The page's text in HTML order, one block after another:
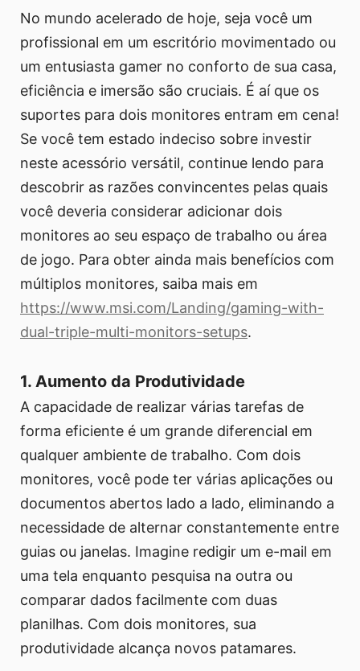
No mundo acelerado de hoje, seja você um
profissional em um escritório movimentado ou
um entusiasta gamer no conforto de sua casa,
eficiência e imersão são cruciais. É aí que os
suportes para dois monitores entram em cena!
Se você tem estado indeciso sobre investir
neste acessório versátil, continue lendo para
descobrir as razões convincentes pelas quais
você deveria considerar adicionar dois
monitores ao seu espaço de trabalho ou área
de jogo. Para obter ainda mais benefícios com
múltiplos monitores, saiba mais em
https://www.msi.com/Landing/gaming-with-
dual-triple-multi-monitors-setups.
1. Aumento da Produtividade
A capacidade de realizar várias tarefas de
forma eficiente é um grande diferencial em
qualquer ambiente de trabalho. Com dois
monitores, você pode ter várias aplicações ou
documentos abertos lado a lado, eliminando a
necessidade de alternar constantemente entre
guias ou janelas. Imagine redigir um e-mail em
uma tela enquanto pesquisa na outra ou
comparar dados facilmente com duas
planilhas. Com dois monitores, sua
produtividade alcança novos patamares.